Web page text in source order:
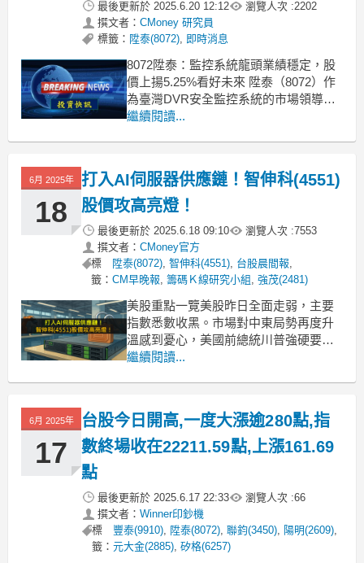
最後更新於 2025.6.20 12:12 瀏覽人次 :2202
撰文者： CMoney 研究員
標籤： 陞泰(8072), 即時消息
8072陞泰：監控系統龍頭業績穩定，股
價上揚5.25%看好未來 陞泰（8072）作
為臺灣DVR安全監控系統的市場領導
者，近日股價表現強勁，漲幅達5.25%，
件代理及監視防盜系統的業務穩健，未
來營運表現可期。根據券商報告，陞泰
繼續閱讀...
6月 2025年
18
打入AI伺服器供應鏈！智伸科(4551)
股價攻高亮燈！
最後更新於 2025.6.18 09:10 瀏覽人次 :7553
撰文者： CMoney官方
標
籤：
陞泰(8072),智伸科(4551), 台股晨間報,
CM早晚報,籌碼Ｋ線研究小組 ,強茂(2481)
美股重點一覽美股昨日全面走弱，主要
指數悉數收黑。市場對中東局勢再度升
溫感到憂心，美國前總統川普強硬要求
伊朗無條件投降，令避險情緒升溫。此
塊，拖累整體市場表現。昨日台股盤勢
整理受美股漲勢激勵，昨(16)日台股早盤
強勢開高，盤中一度大漲
繼續閱讀...
6月 2025年
17
台股今日開高,一度大漲逾280點,指
數終場收在22211.59點,上漲161.69
點
最後更新於 2025.6.17 22:33 瀏覽人次 :66
撰文者： Winner印鈔機
標
籤：
豐泰(9910), 陞泰(8072),聯鈞(3450), 陽明(2609),
元大金(2885),矽格(6257)